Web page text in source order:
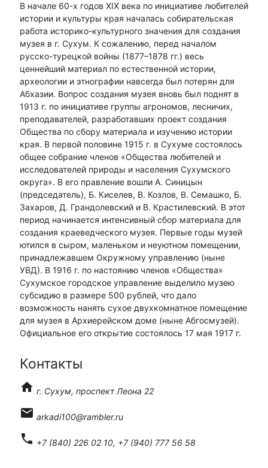
В начале 60-х годов XIX века по инициативе любителей
истории и культуры края началась собирательская
работа историко-культурного значения для создания
музея в г. Сухум. К сожалению, перед началом
русско-турецкой войны (1877–1878 гг.) весь
ценнейший материал по естественной истории,
археологии и этнографии навсегда был потерян для
Абхазии. Вопрос создания музея вновь был поднят в
1913 г. по инициативе группы агрономов, лесничих,
преподавателей, разработавших проект создания
Общества по сбору материала и изучению истории
края. В первой половине 1915 г. в Сухуме состоялось
общее собрание членов «Общества любителей и
исследователей природы и населения Сухумского
округа». В его правление вошли А. Синицын
(председатель), Б. Киселев, В. Козлов, В. Семашко, Б.
Захаров, Д. Грандолевский и В. Крастилевский. В этот
период начинается интенсивный сбор материала для
создания краеведческого музея. Первые годы музей
ютился в сыром, маленьком и неуютном помещении,
принадлежавшем Окружному управлению (ныне
УВД). В 1916 г. по настоянию членов «Общества»
Сухумское городское управление выделило музею
субсидию в размере 500 рублей, что дало
возможность нанять сухое двухкомнатное помещение
для музея в Архиерейском доме (ныне Абгосмузей).
Официальное его открытие состоялось 17 мая 1917 г.
Контакты
home г. Сухум, проспект Леона 22
email arkadi100@rambler.ru
phone +7 (840) 226 02 10, +7 (940) 777 56 58